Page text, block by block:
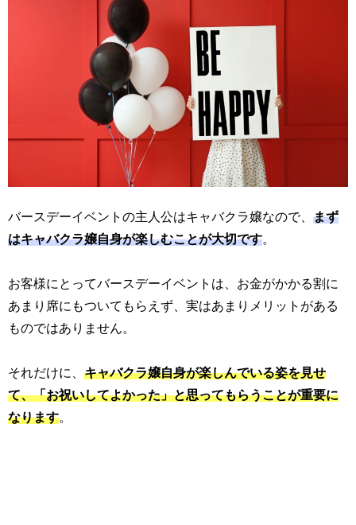
バースデーイベントの主人公はキャバクラ嬢なので、 まず
はキャバクラ嬢自身が楽しむことが大切です。
お客様にとってバースデーイベントは、お金がかかる割に
あまり席にもついてもらえず、実はあまりメリットがある
ものではありません。
それだけに、 キャバクラ嬢自身が楽しんでいる姿を見せ
て、「お祝いしてよかった」と思ってもらうことが重要に
なります。